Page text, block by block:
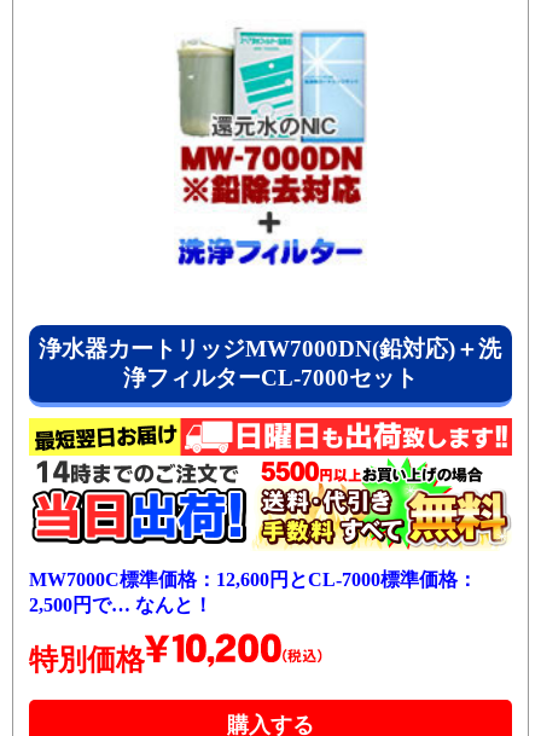
浄水器カートリッジMW7000DN(鉛対応)＋洗
浄フィルターCL-7000セット
MW7000C標準価格：12,600円とCL-7000標準価格：
2,500円で… なんと！
特別価格